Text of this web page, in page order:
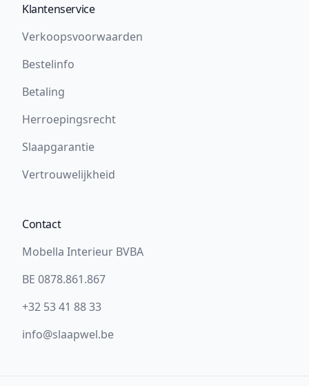
Klantenservice
Verkoopsvoorwaarden
Bestelinfo
Betaling
Herroepingsrecht
Slaapgarantie
Vertrouwelijkheid
Contact
Mobella Interieur BVBA
BE 0878.861.867
+32 53 41 88 33
info@slaapwel.be